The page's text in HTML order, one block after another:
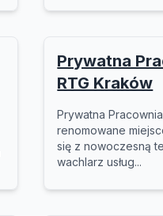
Prywatna
RTG Kraków
Prywatna
renomowane
się z nowoczesną
wachlarz usług...